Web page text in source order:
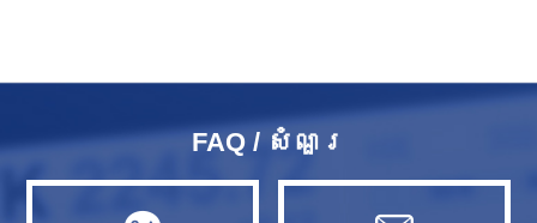
FAQ / សំណួរ​